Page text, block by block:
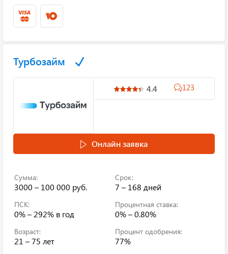
Турбозайм
4.4 123
Онлайн заявка
Сумма:
3000 – 100 000 руб.
Срок:
7 – 168 дней
ПСК:
0% – 292% в год
Процентная ставка:
0% – 0.80%
Возраст:
21 – 75 лет
Процент одобрения:
77%